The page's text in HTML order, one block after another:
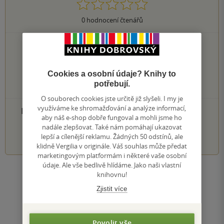
0hodnocení čtenářů
0×
5 hvězdiček
0×
4 hvězdičky
0×
2 hvězdičky
0×
1 hvezdička
PŘIDEJTE SVÉ HODNOCENÍ PRODUKTU
1 2 3 4 5
Zobrazit všechna hodnocení
Cookies a osobní údaje? Knihy to
potřebují.
O souborech cookies jste určitě již slyšeli. I my je
využíváme ke shromažďování a analýze informací,
aby náš e-shop dobře fungoval a mohli jsme ho
nadále zlepšovat. Také nám pomáhají ukazovat
lepší a cílenější reklamu. Žádných 50 odstínů, ale
klidně Vergilia v originále. Váš souhlas může předat
marketingovým platformám i některé vaše osobní
údaje. Ale vše bedlivě hlídáme. Jako naši vlastní
knihovnu!
Zjistit více